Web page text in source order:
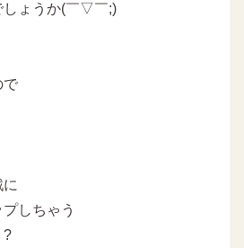
しょうか(￣▽￣;)
で
しちゃう
?